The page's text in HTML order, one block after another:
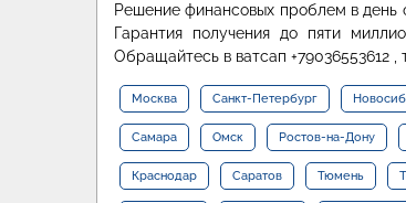
Решение финансовых проблем в день
Гарантия получения до пяти
Обращайтесь в ватсап +79036553612 ,
Москва Санкт-Петербург
Самара Омск Ростов-на-Дону
Краснодар Саратов Тюмень